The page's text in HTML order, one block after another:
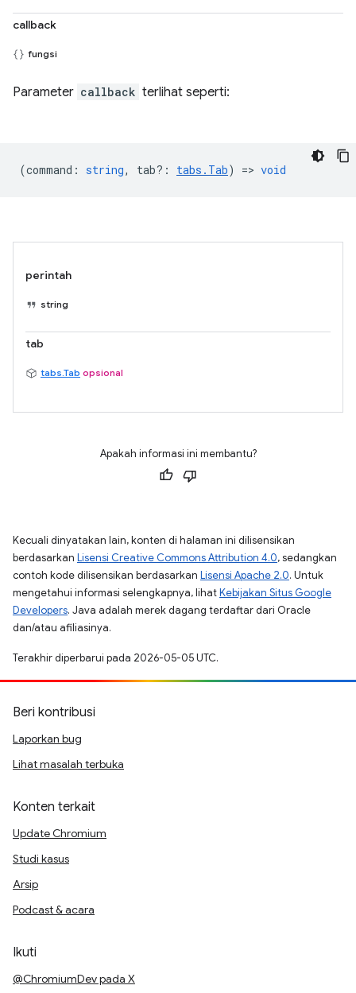
callback
fungsi
Parameter callback terlihat seperti:
(command : string, tab? : tabs.Tab) => void
perintah
string
tab
tabs.Tab opsional
Apakah informasi ini membantu?
Kecuali dinyatakan lain, konten di halaman ini dilisensikan
berdasarkan Lisensi Creative Commons Attribution 4.0, sedangkan
contoh kode dilisensikan berdasarkan Lisensi Apache 2.0. Untuk
mengetahui informasi selengkapnya, lihatKebijakan Situs Google
Developers. Java adalah merek dagang terdaftar dari Oracle
dan/atau afiliasinya.
Terakhir diperbarui pada 2026-05-05 UTC.
Beri kontribusi
Laporkan bug
Lihat masalah terbuka
Konten terkait
Update Chromium
Studi kasus
Arsip
Podcast & acara
Ikuti
@ChromiumDev pada X